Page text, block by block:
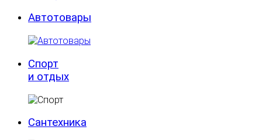
Автотовары
Спорт
и отдых
Сантехника